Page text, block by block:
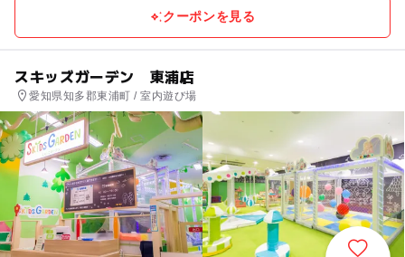
クーポンを見る
スキッズガーデン 東浦店
愛知県知多郡東浦町 / 室内遊び場